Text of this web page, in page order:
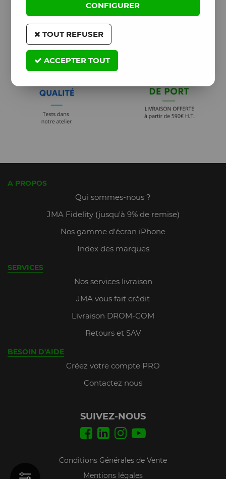
A PROPOS
Qui sommes-nous ?
JMA Fidelity (jusqu'à 9% de remise)
Nos gamme d'écran iPhone
Index des marques
SERVICES
Nos services livraison
JMA vous fait crédit
Livraison DROM-COM
Retours et SAV
BESOIN D'AIDE
Créez votre compte PRO
Contactez nous
SUIVEZ-NOUS
Conditions Générales de Vente
Mentions légales
CONFIGURER
TOUT REFUSER
ACCEPTER TOUT